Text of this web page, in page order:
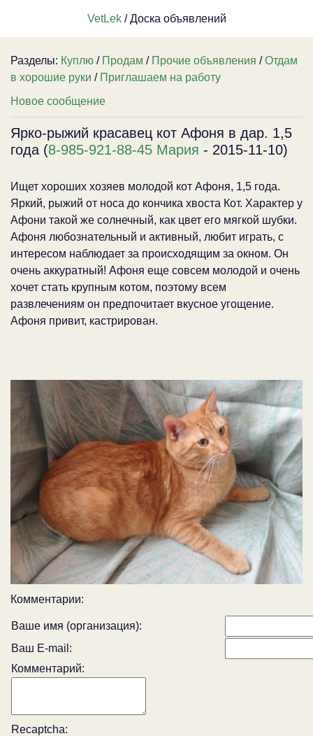
VetLek/ Доска объявлений
Разделы: Куплю / Продам / Прочие объявления /Отдам
в хорошие руки / Приглашаем на работу
Новое сообщение
Ярко-рыжий красавец кот Афоня в дар. 1,5
года (8-985-921-88-45 Мария - 2015-11-10)
Ищет хороших хозяев молодой кот Афоня, 1,5 года.
Яркий, рыжий от носа до кончика хвоста Кот. Характер у
Афони такой же солнечный, как цвет его мягкой шубки.
Афоня любознательный и активный, любит играть, с
интересом наблюдает за происходящим за окном. Он
очень аккуратный! Афоня еще совсем молодой и очень
хочет стать крупным котом, поэтому всем
развлечениям он предпочитает вкусное угощение.
Афоня привит, кастрирован.
Комментарии:
Ваше имя (организация):
Ваш E-mail:
Комментарий:
Recaptcha: